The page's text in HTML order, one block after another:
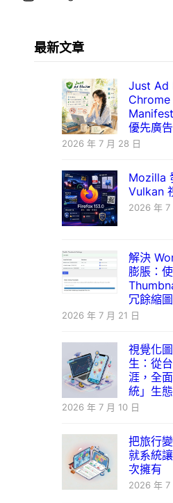
最新文章
Just Ad
優先廣
2026 年 7 月 28 日
Mozilla
Vulkan
2026 年 7
解決
膨脹：
冗餘縮圖
2026 年 7 月 21 日
視覺化
生：從
涯，全
統」生
2026 年 7 月 10 日
把旅行
就系統
次擁有
2026 年 7